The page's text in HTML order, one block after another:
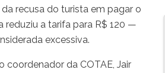
recusa do turista em pagar o
reduziu a tarifa para R$ 120 —
excessiva.
coordenador da COTAE, Jair